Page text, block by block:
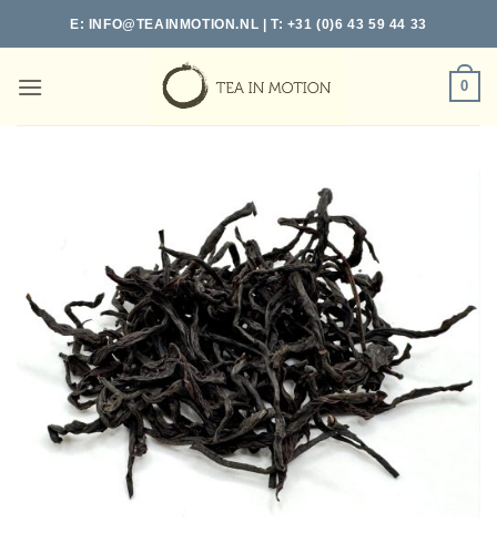
E: INFO@TEAINMOTION.NL | T: +31 (0)6 43 59 44 33
0